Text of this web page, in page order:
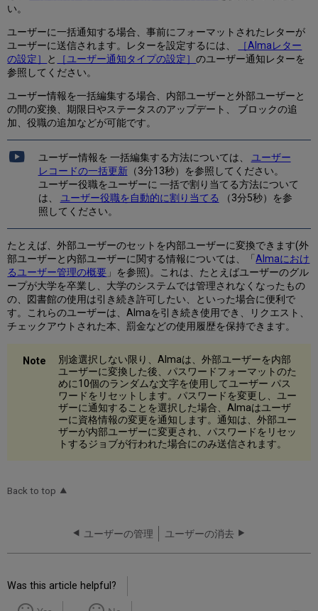
い。
ユーザーに一括通知する場合、事前にフォーマットされたレターが
ユーザーに送信されます。レターを設定するには、
［Almaレター
の設定］
と ［ユーザー通知タイプの設定］のユーザー通知レターを
参照してください。
ユーザー情報を一括編集する場合、内部ユーザーと外部ユーザーと
の間の変換、期限日やステータスのアップデート、 ブロックの追
加、役職の追加などが可能です。
ユーザー情報を 一括編集する方法については、 ユーザー
レコードの一括更新（3分13秒）を参照してください。
ユーザー役職をユーザーに 一括で割り当てる方法について
は、 ユーザー役職を自動的に割り当てる （3分5秒）を参
照してください。
たとえば、外部ユーザーのセットを内部ユーザーに変換できます(外
部ユーザーと内部ユーザーに関する情報については、「Almaにおけ
るユーザー管理の概要 」を参照)。これは、たとえばユーザーのグル
ープが大学を卒業し、大学のシステムでは管理されなくなったもの
の、図書館の使用は引き続き許可したい、といった場合に便利で
す。これらのユーザーは、Almaを引き続き使用でき、リクエスト、
チェックアウトされた本、罰金などの使用履歴を保持できます。
別途選択しない限り、Almaは、外部ユーザーを内部
ユーザーに変換した後、パスワードフォーマットのた
めに10個のランダムな文字を使用してユーザー パス
ワードをリセットします。パスワードを変更し、ユー
ザーに通知することを選択した場合、Almaはユーザ
ーに資格情報の変更を通知します。通知は、外部ユー
ザーが内部ユーザーに変更され、パスワードをリセッ
トするジョブが行われた場合にのみ送信されます。
Back to top
ユーザーの管理 ユーザーの消去
Was this article helpful?